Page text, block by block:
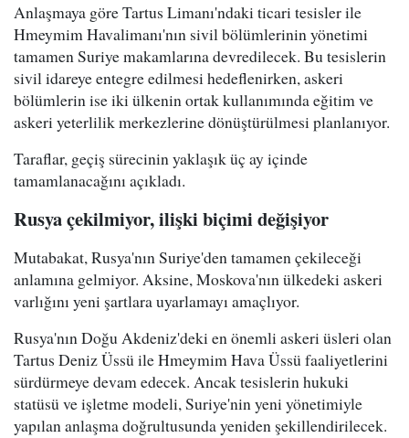
Anlaşmaya göre Tartus Limanı'ndaki ticari tesisler ile
Hmeymim Havalimanı'nın sivil bölümlerinin yönetimi
tamamen Suriye makamlarına devredilecek. Bu tesislerin
sivil idareye entegre edilmesi hedeflenirken, askeri
bölümlerin ise iki ülkenin ortak kullanımında eğitim ve
askeri yeterlilik merkezlerine dönüştürülmesi planlanıyor.
Taraflar, geçiş sürecinin yaklaşık üç ay içinde
tamamlanacağını açıkladı.
Rusya çekilmiyor, ilişki biçimi değişiyor
Mutabakat, Rusya'nın Suriye'den tamamen çekileceği
anlamına gelmiyor. Aksine, Moskova'nın ülkedeki askeri
varlığını yeni şartlara uyarlamayı amaçlıyor.
Rusya'nın Doğu Akdeniz'deki en önemli askeri üsleri olan
Tartus Deniz Üssü ile Hmeymim Hava Üssü faaliyetlerini
sürdürmeye devam edecek. Ancak tesislerin hukuki
statüsü ve işletme modeli, Suriye'nin yeni yönetimiyle
yapılan anlaşma doğrultusunda yeniden şekillendirilecek.